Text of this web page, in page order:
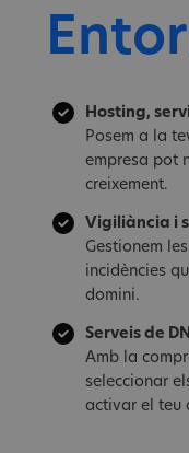
Hosting,
Posem a la
empresa pot
creixement.
Vigiliància i
Gestionem
incidències
domini.
Serveis de
Amb la
seleccionar
activar el teu